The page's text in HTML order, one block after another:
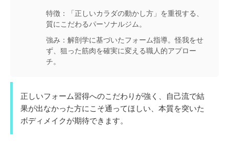
特徴：
「正しいカラダの動かし方」を重視する、
質にこだわるパーソナルジム。
強み： 解剖学に基づいたフォーム指導。怪我をせ
ず、狙った筋肉を確実に変える職人的アプロー
チ。
正しいフォーム習得へのこだわりが強く、自己流で結
果が出なかった方にこそ通ってほしい、本質を突いた
ボディメイクが期待できます。